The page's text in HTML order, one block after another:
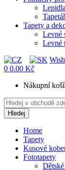
Tapety a
Levné
Levné
0 0.00 Kč
Nákupní
Hledej
Home
Tapety
Kusové
Fototapety